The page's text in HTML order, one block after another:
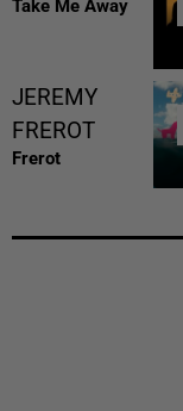
Take Me Away
JEREMY
FREROT
Frerot